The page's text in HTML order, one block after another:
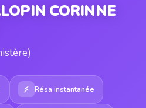
CORINNE
⚡ Résa instantanée